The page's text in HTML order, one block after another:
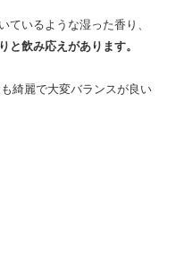
ているような湿った香り、
と飲み応えがあります。
綺麗で大変バランスが良い